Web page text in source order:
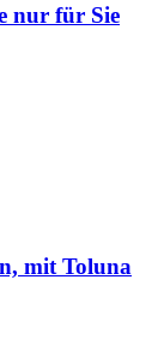
nur für Sie
mit Toluna